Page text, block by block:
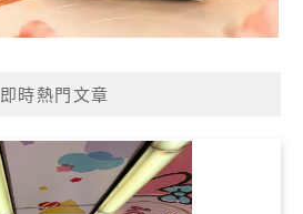
即時熱門文章